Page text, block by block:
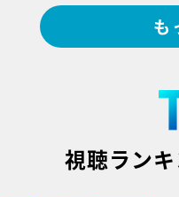
も
視聴ラン